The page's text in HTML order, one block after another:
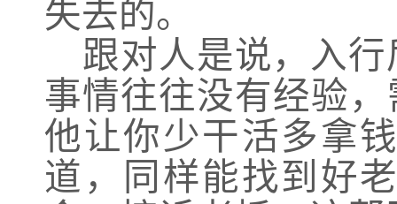
失去的。
跟对人是说，入
事情往往没有经验
他让你少干活多拿
道，同样能找到好